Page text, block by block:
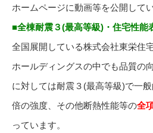
ホームページに動画等を公開してい
■全棟耐震３(最高等級)・住宅性能
全国展開している株式会社東栄住
ホールディングスの中でも品質の
に対しては耐震３(最高等級)で一
倍の強度、その他断熱性能等の全
っています。